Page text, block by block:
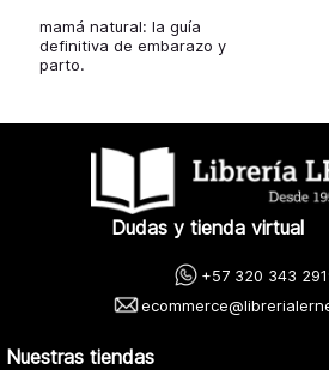
mamá natural: la guía
definitiva de embarazo y
parto.
Dudas y tienda virtual
+57 320 343
Nuestras tiendas